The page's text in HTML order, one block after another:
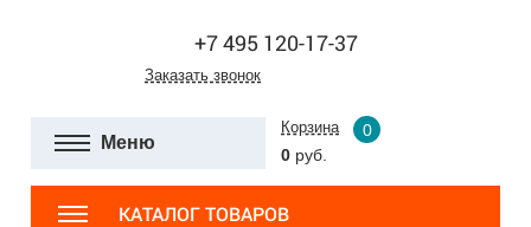
+7 495 120-17-37
Заказать звонок
Меню
Корзина
0
0 руб.
КАТАЛОГ ТОВАРОВ